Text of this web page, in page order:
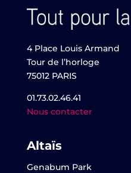
4 Place Louis Armand
Tour de l’horloge
75012 PARIS
01.73.02.46.41
Nous contacter
Altaïs
Genabum Park